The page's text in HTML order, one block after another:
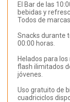
El Bar de las
bebidas y
Todos de
Snacks durante
00:00 horas.
Helados para
flash ilimitados
jóvenes.
Uso gratuito de
cuadriciclos